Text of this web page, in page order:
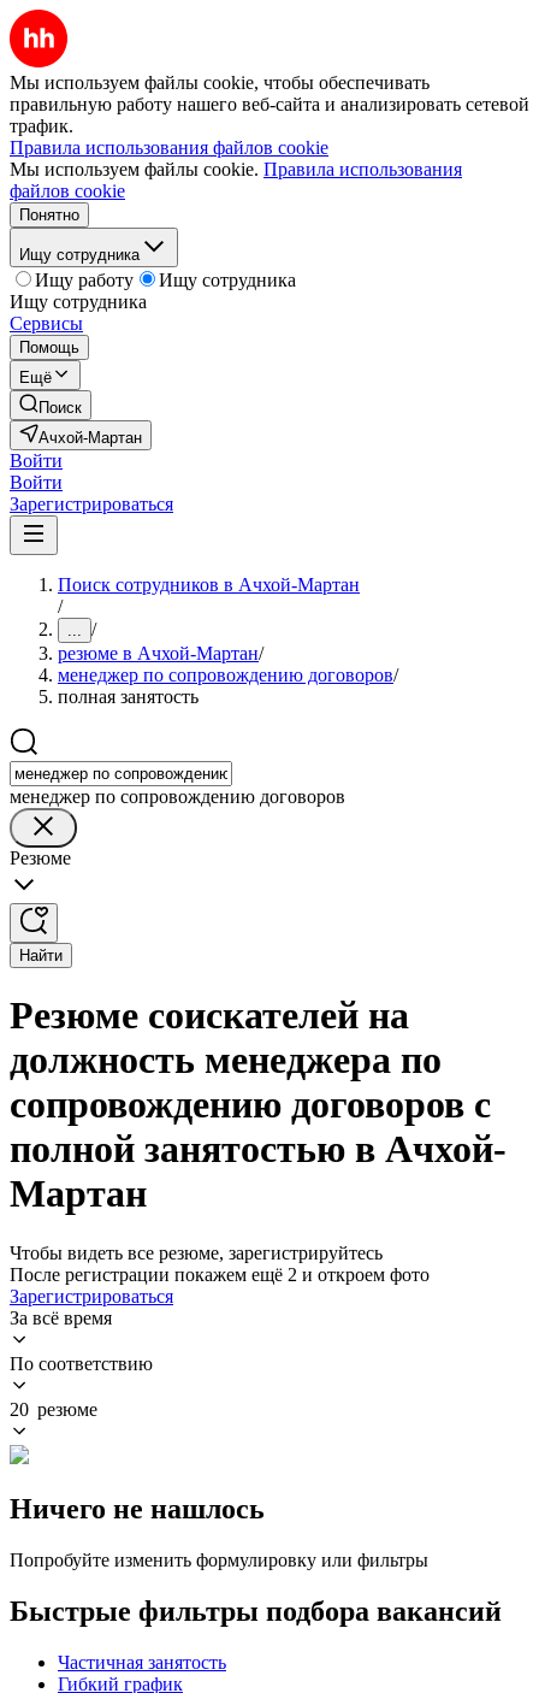
Мы используем файлы cookie, чтобы обеспечивать
правильную работу нашего веб-сайта и анализировать сетевой
трафик.
Правила использования файлов cookie
Мы используем файлы cookie. Правила использования
файлов cookie
Понятно
Ищу сотрудника
Ищу работу
Ищу сотрудника
Ищу сотрудника
Сервисы
Помощь
Ещё
Поиск
Ачхой-Мартан
Войти
Войти
Зарегистрироваться
Поиск сотрудников в Ачхой-Мартан
/
... /
резюме в Ачхой-Мартан/
менеджер по сопровождению договоров/
полная занятость
менеджер по сопровождению договоров
Резюме
Найти
Резюме соискателей на
должность менеджера по
сопровождению договоров с
полной занятостью в Ачхой-
Мартан
Чтобы видеть все резюме, зарегистрируйтесь
После регистрации покажем ещё 2 и откроем фото
Зарегистрироваться
За всё время
По соответствию
20 резюме
Ничего не нашлось
Попробуйте изменить формулировку или фильтры
Быстрые фильтры подбора вакансий
Частичная занятость
Гибкий график